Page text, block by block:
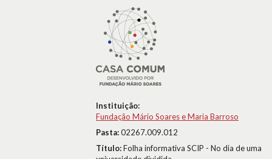
Instituição:
Fundação Mário Soares e Maria Barroso
Pasta:02267.009.012
Título:Folha informativa SCIP - No dia de uma